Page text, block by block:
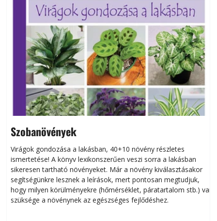
Szobanövények
Virágok gondozása a lakásban, 40+10 növény részletes
ismertetése! A könyv lexikonszerűen veszi sorra a lakásban
sikeresen tart­ha­tó növényeket. Már a növény kiválasztásakor
segítségünkre lesznek a leírások, mert pontosan megtudjuk,
hogy milyen körülményekre (hőmérséklet, páratartalom stb.) van
szüksége a növénynek az egészséges fejlődéshez.